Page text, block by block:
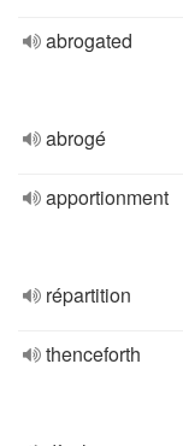
abrogated
abrogé
apportionment
répartition
thenceforth